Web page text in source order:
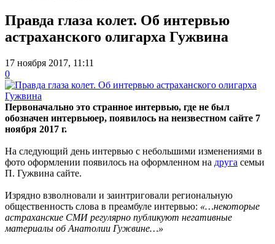
Правда глаза колет. Об интервью
астраханского олигарха Гужвина
17 ноября 2017, 11:11
0
Первоначально это странное интервью, где не был
обозначен интервьюер, появилось на неизвестном сайте 7
ноября 2017 г.
На следующий день интервью с небольшими изменениями в
фото оформлении появилось на оформленном на друга семьи
П. Гужвина сайте.
Изрядно взволновали и заинтриговали региональную
общественность слова в преамбуле интервью: «…некоторые
астраханские СМИ регулярно публикуют негативные
материалы об Анатолии Гужвине…»